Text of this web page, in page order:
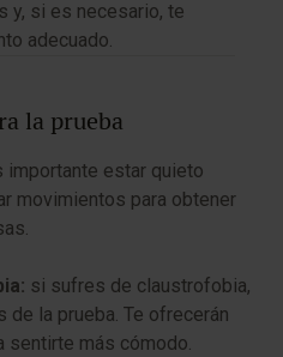
y, si es necesario, te
adecuado.
la prueba
importante estar quieto
movimientos para obtener
si sufres de claustrofobia,
de la prueba. Te ofrecerán
sentirte más cómodo.